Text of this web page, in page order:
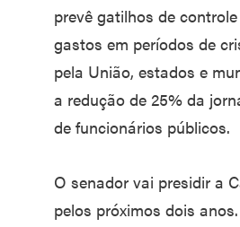
prevê gatilhos de
gastos em períodos de
pela União, estados e
a redução de 25% da
de funcionários públicos.
O senador vai presidir a
pelos próximos dois